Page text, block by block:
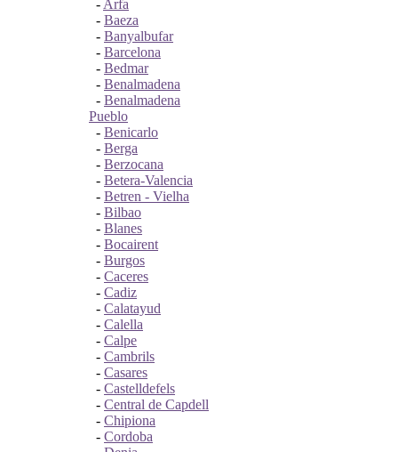
- Arfa
- Baeza
- Banyalbufar
- Barcelona
- Bedmar
- Benalmadena
- Benalmadena
Pueblo
- Benicarlo
- Berga
- Berzocana
- Betera-Valencia
- Betren - Vielha
- Bilbao
- Blanes
- Bocairent
- Burgos
- Caceres
- Cadiz
- Calatayud
- Calella
- Calpe
- Cambrils
- Casares
- Castelldefels
- Central de Capdell
- Chipiona
- Cordoba